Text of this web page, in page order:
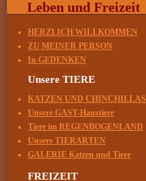
Leben und Freizeit
HERZLICH WILLKOMMEN
ZU MEINER PERSON
In GEDENKEN
Unsere TIERE
KATZEN UND CHINCHILLAS
Unsere GAST-Haustiere
Tiere im REGENBOGENLAND
Unsere TIERARTEN
GALERIE Katzen und Tiere
FREIZEIT